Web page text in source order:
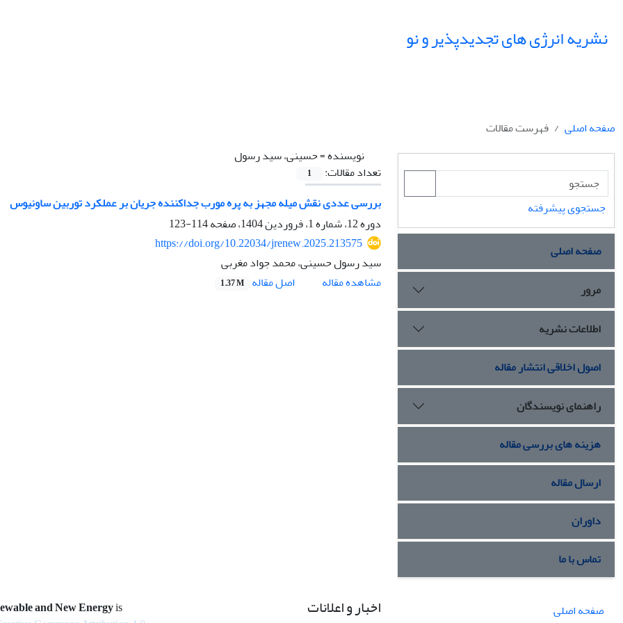
نشریه انرژی های تجدیدپذیر و نو
صفحه اصلی
فهرست مقالات
نویسنده =حسینی، سید رسول
تعداد مقالات:
1
بررسی عددی نقش میله مجهز به پره مورب جداکننده جریان بر عملکرد توربین ساونیوس
دوره 12، شماره 1، فروردین 1404، صفحه
114-123
https://doi.org/10.22034/jrenew.2025.213575
سید رسول حسینی، محمد جواد مغربی
مشاهده مقاله
اصل مقاله 1.37 M
جستجوی پیشرفته
صفحه اصلی
مرور
اطلاعات نشریه
اصول اخلاقی انتشار مقاله
راهنمای نویسندگان
هزینه های بررسی مقاله
ارسال مقاله
داوران
تماس با ما
صفحه اصلی
اخبار و اعلانات and New Energyis